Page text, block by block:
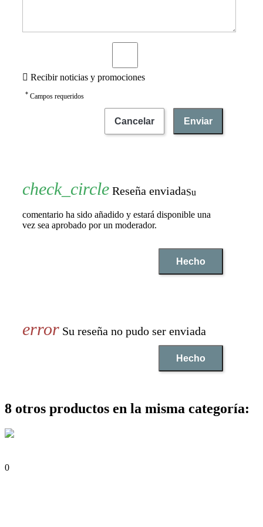
 Recibir noticias y promociones
* Campos requeridos
Cancelar Enviar
Reseña enviadaSu
comentario ha sido añadido y estará disponible una
vez sea aprobado por un moderador.
Hecho
Su reseña no pudo ser enviada
Hecho
8 otros productos en la misma categoría:
0